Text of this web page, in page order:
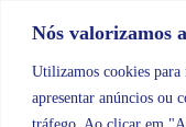
Nós valorizamos
Utilizamos cookies para
apresentar anúncios ou
tráfego. Ao clicar em